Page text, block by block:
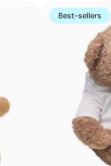
Limites
Non adaptée à
Nombre de
Best-sellers